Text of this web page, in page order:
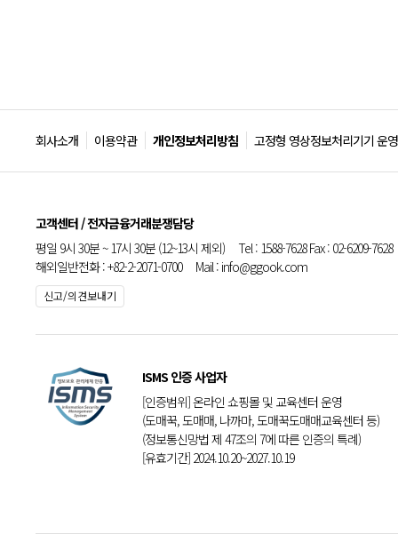
회사소개 이용약관 개인정보처리방침 고정형 영상정보처리기기 운
고객센터 / 전자금융거래분쟁담당
평일 9시 30분 ~ 17시 30분 (12~13시 제외) Tel : 1588-7628 Fax : 02-6209-7628
해외일반전화 : +82-2-2071-0700 Mail : info@ggook.com
신고/의견보내기
ISMS 인증 사업자
[인증범위] 온라인 쇼핑몰 및 교육센터 운영
(도매꾹, 도매매, 나까마, 도매꾹도매매교육센터 등)
(정보통신망법 제 47조의 7에 따른 인증의 특례)
[유효기간] 2024.10.20~2027.10.19